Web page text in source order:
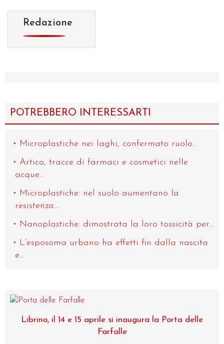
Redazione
POTREBBERO INTERESSARTI
Microplastiche nei laghi, confermato ruolo...
Artico, tracce di farmaci e cosmetici nelle
acque...
Microplastiche: nel suolo aumentano la
resistenza...
Nanoplastiche: dimostrata la loro tossicità per...
L’esposoma urbano ha effetti fin dalla nascita
e...
Librino, il 14 e 15 aprile si inaugura la Porta delle
Farfalle